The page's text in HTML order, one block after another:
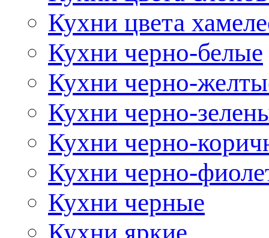
Кухни цвета
Кухни черно-белые
Кухни черно-
Кухни черно-
Кухни черно-
Кухни черно-
Кухни черные
Кухни яркие